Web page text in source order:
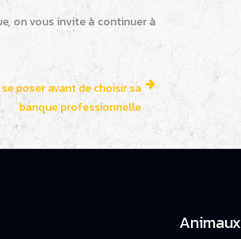
on vous invite à continuer à
poser avant de choisir sa
banque professionnelle
Animaux